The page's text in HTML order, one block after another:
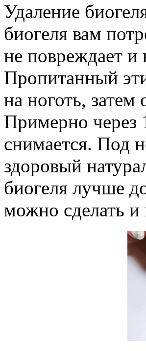
Удаление
биогеля вам
не повреждает и
Пропитанный
на ноготь,
Примерно через
снимается. Под
здоровый
биогеля лучше
можно сделать